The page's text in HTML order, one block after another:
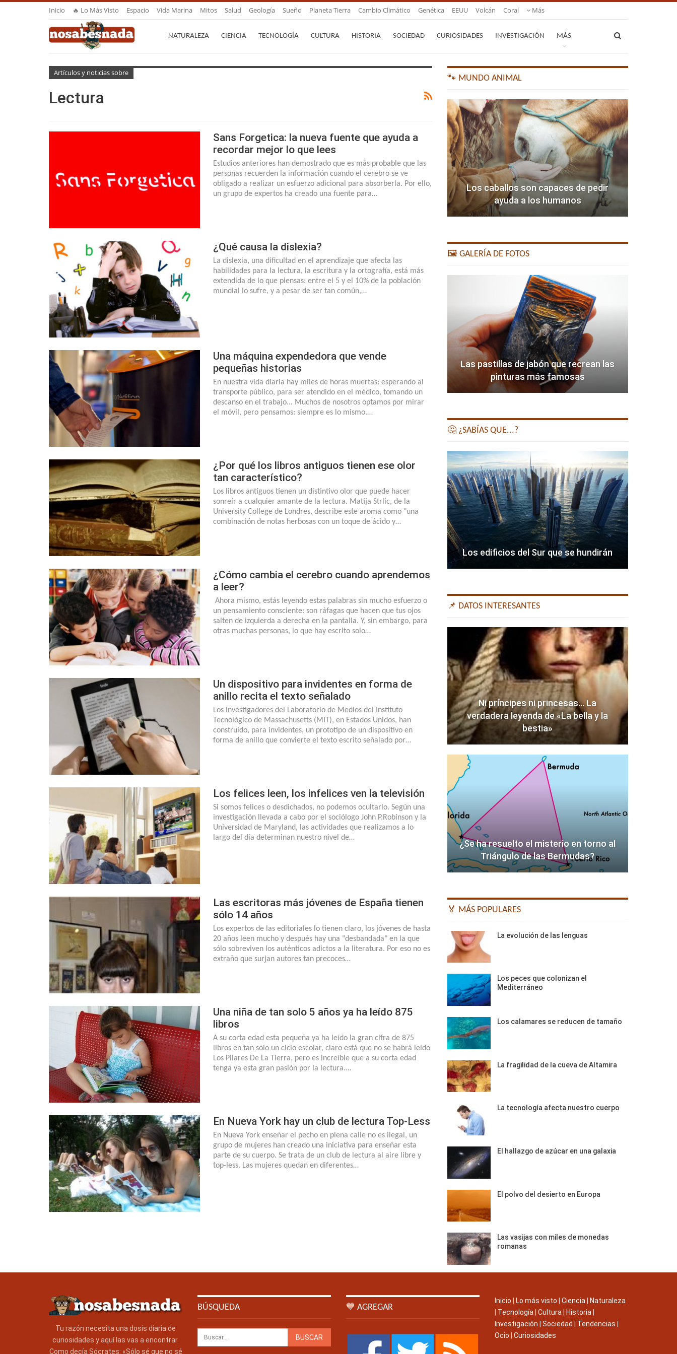
Inicio 🔥 Lo Más Visto Espacio Vida Marina Mitos Salud Geología Sueño Planeta Tierra Cambio Climático Genética EEUU Volcán Coral Más
NATURALEZA CIENCIA TECNOLOGÍA CULTURA HISTORIA SOCIEDAD CURIOSIDADES INVESTIGACIÓN MÁS
Artículos y noticias sobre
Lectura
Sans Forgetica: la nueva fuente que ayuda a
recordar mejor lo que lees
Estudios anteriores han demostrado que es más probable que las
personas recuerden la información cuando el cerebro se ve
obligado a realizar un esfuerzo adicional para absorberla. Por ello,
un grupo de expertos ha creado una fuente para…
¿Qué causa la dislexia?
La dislexia, una dificultad en el aprendizaje que afecta las
habilidades para la lectura, la escritura y la ortografía, está más
extendida de lo que piensas: entre el 5 y el 10% de la población
mundial lo sufre, y a pesar de ser tan común,…
Una máquina expendedora que vende
pequeñas historias
En nuestra vida diaria hay miles de horas muertas: esperando al
transporte público, para ser atendido en el médico, tomando un
descanso en el trabajo... Muchos de nosotros optamos por mirar
el móvil, pero pensamos: siempre es lo mismo.…
¿Por qué los libros antiguos tienen ese olor
tan característico?
Los libros antiguos tienen un distintivo olor que puede hacer
sonreír a cualquier amante de la lectura. Matija Strlic, de la
University College de Londres, describe este aroma como "una
combinación de notas herbosas con un toque de ácido y…
¿Cómo cambia el cerebro cuando aprendemos
a leer?
Ahora mismo, estás leyendo estas palabras sin mucho esfuerzo o
un pensamiento consciente: son ráfagas que hacen que tus ojos
salten de izquierda a derecha en la pantalla. Y, sin embargo, para
otras muchas personas, lo que hay escrito solo…
Un dispositivo para invidentes en forma de
anillo recita el texto señalado
Los investigadores del Laboratorio de Medios del Instituto
Tecnológico de Massachusetts (MIT), en Estados Unidos, han
construido, para invidentes, un prototipo de un dispositivo en
forma de anillo que convierte el texto escrito señalado por…
Los felices leen, los infelices ven la televisión
Si somos felices o desdichados, no podemos ocultarlo. Según una
investigación llevada a cabo por el sociólogo John P.Robinson y la
Universidad de Maryland, las actividades que realizamos a lo
largo del día determinan nuestro nivel de…
Las escritoras más jóvenes de España tienen
sólo 14 años
Los expertos de las editoriales lo tienen claro, los jóvenes de hasta
20 años leen mucho y después hay una "desbandada" en la que
sólo sobreviven los auténticos adictos a la literatura. Por eso no es
extraño que surjan autores tan precoces…
Una niña de tan solo 5 años ya ha leído 875
libros
A su corta edad esta pequeña ya ha leído la gran cifra de 875
libros en tan solo un ciclo escolar, claro está que no se habrá leído
Los Pilares De La Tierra, pero es increíble que a su corta edad
tenga ya esta gran pasión por la lectura.…
En Nueva York hay un club de lectura Top-Less
En Nueva York enseñar el pecho en plena calle no es ilegal, un
grupo de mujeres han creado una iniciativa para enseñar esta
parte de su cuerpo. Se trata de un club de lectura al aire libre y
top-less. Las mujeres quedan en diferentes…
🐾 MUNDO ANIMAL
Los caballos son capaces de pedir
ayuda a los humanos
🖼️ GALERÍA DE FOTOS
Las pastillas de jabón que recrean las
pinturas más famosas
🤔 ¿SABÍAS QUE...?
Los edificios del Sur que se hundirán
📌 DATOS INTERESANTES
Ni príncipes ni princesas… La
verdadera leyenda de «La bella y la
bestia»
¿Se ha resuelto el misterio en torno al
Triángulo de las Bermudas?
🏅 MÁS POPULARES
La evolución de las lenguas
Los peces que colonizan el
Mediterráneo
Los calamares se reducen de tamaño
La fragilidad de la cueva de Altamira
La tecnología afecta nuestro cuerpo
El hallazgo de azúcar en una galaxia
El polvo del desierto en Europa
Las vasijas con miles de monedas
romanas
Tu razón necesita una dosis diaria de
curiosidades y aquí las vas a encontrar.
Como decía Sócrates: «Sólo sé que no sé
BÚSQUEDA 💙 AGREGAR
Inicio Lo más visto Ciencia
Naturaleza
Tecnología Cultura Historia
Investigación
Sociedad Tendencias
Ocio
Curiosidades